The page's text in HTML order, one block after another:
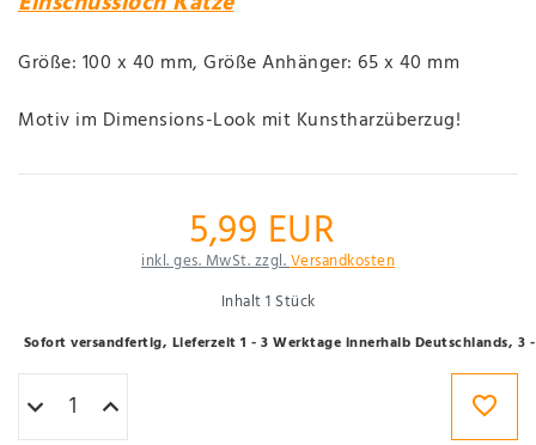
Größe: 100 x 40 mm, Größe Anhänger: 65 x 40 mm
Motiv im Dimensions-Look mit Kunstharzüberzug!
5,99 EUR
inkl. ges. MwSt. zzgl.Versandkosten
Inhalt1 Stück
Sofort versandfertig, Lieferzeit 1 - 3 Werktage innerhalb Deutschlands, 3